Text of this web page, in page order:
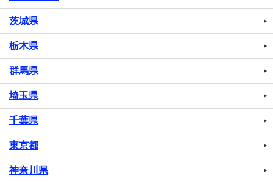
茨城県
栃木県
群馬県
埼玉県
千葉県
東京都
神奈川県